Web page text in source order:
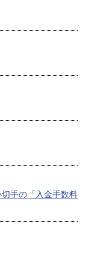
手の「入金手数料